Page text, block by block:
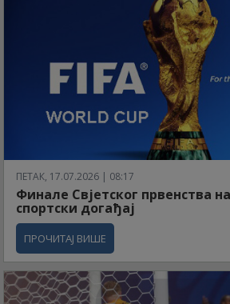
ПЕТАК, 17.07.2026 | 08:17
Финале Свјетског првенства
спортски догађај
ПРОЧИТАЈ ВИШЕ